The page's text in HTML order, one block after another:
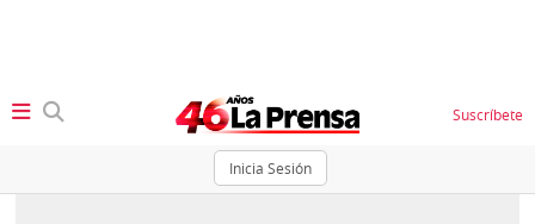
Inicia Sesión
Suscríbete